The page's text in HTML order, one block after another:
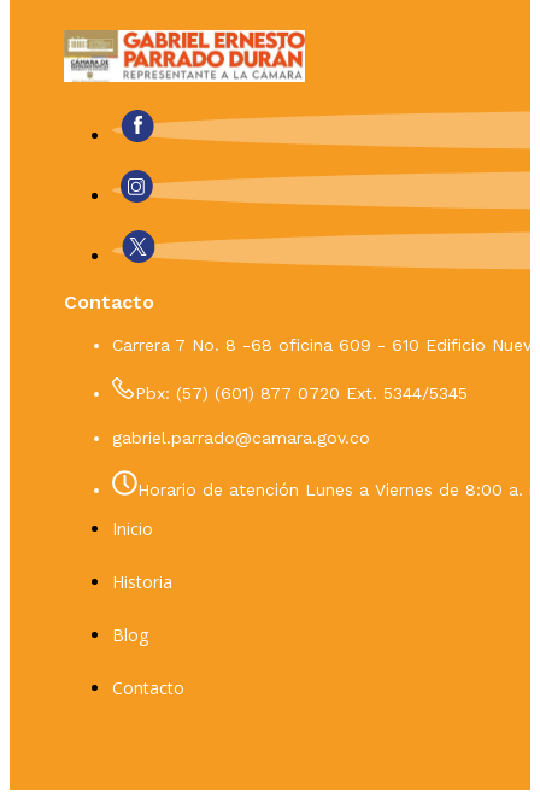
Contacto
Carrera 7 No. 8 -68 oficina 609 - 610 Edificio
Pbx: (57) (601) 877 0720 Ext. 5344/5345
gabriel.parrado@camara.gov.co
Horario de atención Lunes a Viernes de 8:00 a.
Inicio
Historia
Blog
Contacto